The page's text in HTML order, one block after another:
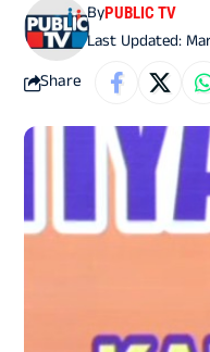
Last Updated:
ByPUBLIC TV
Share